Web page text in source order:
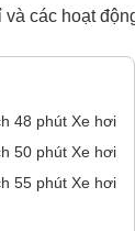
các hoạt
48 phút Xe hơi
50phút Xe hơi
55phút Xe hơi